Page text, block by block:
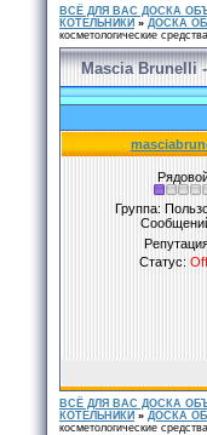
ВСЁ ДЛЯ ВАС ДОСКА
КОТЕЛЬНИКИ » ДОСКА
косметологические
Mascia Brunelli
Группа:
Статус:
ВСЁ ДЛЯ ВАС ДОСКА
КОТЕЛЬНИКИ » ДОСКА
косметологические